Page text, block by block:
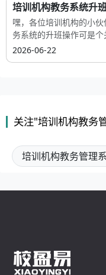
培训机构教务系统升
嘿，各位培训机构的小
务系统的升班操作可是
2026-06-22
关注"培训机构教务
培训机构教务管理